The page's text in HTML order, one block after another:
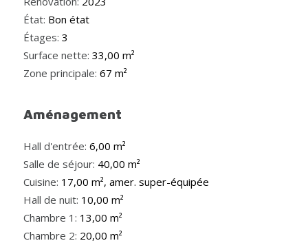
État: Bon état
Étages: 3
Surface nette: 33,00 m²
Zone principale: 67 m²
Aménagement
Hall d'entrée: 6,00 m²
Salle de séjour: 40,00 m²
Cuisine: 17,00 m², amer. super-équipée
Hall de nuit: 10,00 m²
Chambre 1: 13,00 m²
Chambre 2: 20,00 m²